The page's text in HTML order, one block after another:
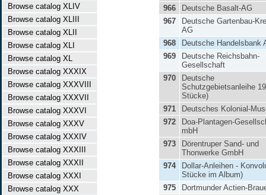
Browse catalog XLIV
Browse catalog XLIII
Browse catalog XLII
Browse catalog XLI
Browse catalog XL
Browse catalog XXXIX
Browse catalog XXXVIII
Browse catalog XXXVII
Browse catalog XXXVI
Browse catalog XXXV
Browse catalog XXXIV
Browse catalog XXXIII
Browse catalog XXXII
Browse catalog XXXI
Browse catalog XXX
966
Deutsche Basalt-AG
967
Deutsche Gartenbau-
AG
968
Deutsche Handelsbank
969
Deutsche Reichsbahn-
Gesellschaft
970
Deutsche
Schutzgebietsanleihe
Stücke)
971
Deutsches Kolonial-
972
Doa-Plantagen-
mbH
973
Dörentruper Sand- und
Thonwerke GmbH
974
Dollar-Anleihen -
Stücke im Album)
975
Dortmunder Actien-